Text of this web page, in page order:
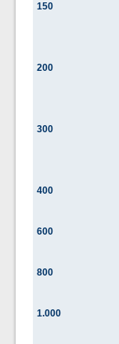
150
200
300
400
600
800
1.000